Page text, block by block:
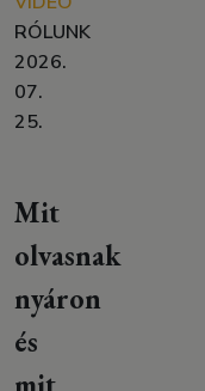
RÓLUNK
2026.
07.
25.
Mit
olvasnak
nyáron
és